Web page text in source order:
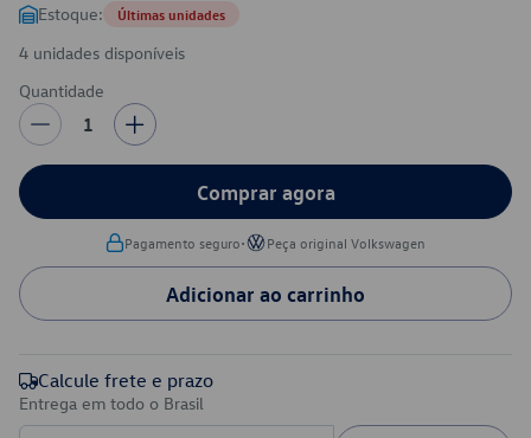
Estoque: Últimas unidades
4 unidades disponíveis
Quantidade
1
Comprar agora
Pagamento seguro• Peça original Volkswagen
Adicionar ao carrinho
Calcule frete e prazo
Entrega em todo o Brasil